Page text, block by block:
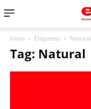
Inicio Etiquetas Natural
Tag: Natural